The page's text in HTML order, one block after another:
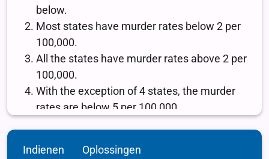
Indienen Oplossingen